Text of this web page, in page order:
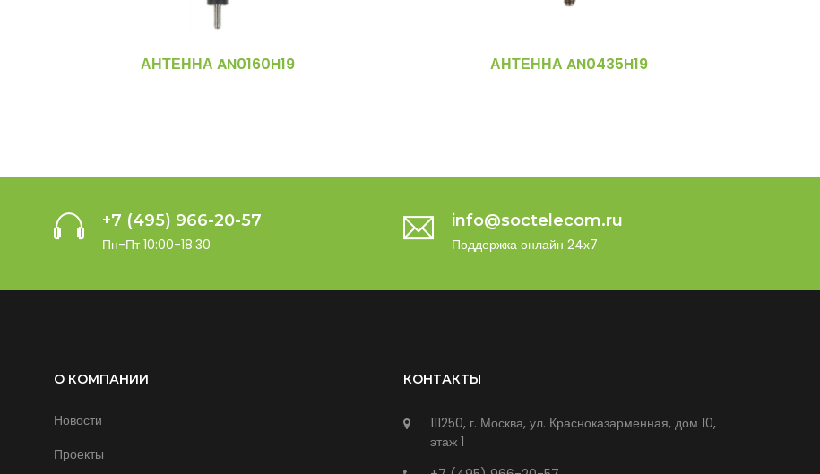
АНТЕННА AN0160H19 АНТЕННА AN0435H19
+7 (495) 966-20-57
Пн-Пт 10:00-18:30
info@soctelecom.ru
Поддержка онлайн 24х7
О КОМПАНИИ
Новости
Проекты
КОНТАКТЫ
111250, г. Москва, ул. Красноказарменная, дом 10,
этаж 1